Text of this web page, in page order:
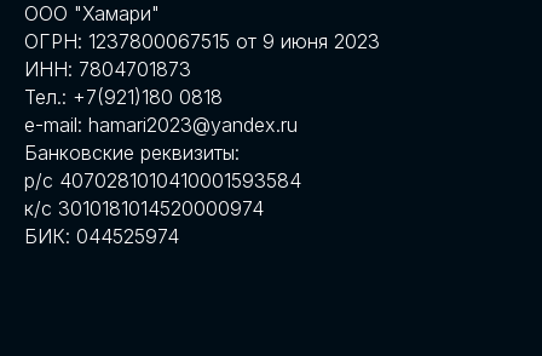
ООО "Хамари"
ОГРН: 1237800067515 от 9 июня 2023
ИНН: 7804701873
Тел.: +7(921)180 0818
e-mail: hamari2023@yandex.ru
Банковские реквизиты:
р/с 4070281010410001593584
к/с 3010181014520000974
БИК: 044525974